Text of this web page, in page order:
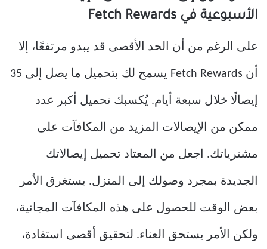
الأسبوعية في Fetch Rewards
على الرغم من أن الحد الأقصى قد يبدو مرتفعًا، إلا
أن Fetch Rewards يسمح لك بتحميل ما يصل إلى 35
إيصالًا خلال سبعة أيام. يُكسبك تحميل أكبر عدد
ممكن من الإيصالات المزيد من المكافآت على
مشترياتك. اجعل من المعتاد تحميل إيصالاتك
الجديدة بمجرد وصولك إلى المنزل. يستغرق الأمر
بعض الوقت للحصول على هذه المكافآت المجانية،
ولكن الأمر يستحق العناء. لتحقيق أقصى استفادة،